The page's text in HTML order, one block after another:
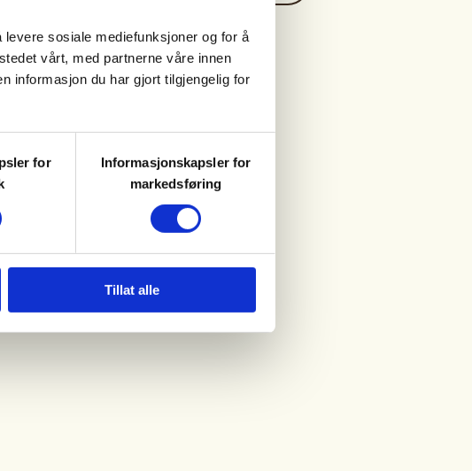
sosiale mediefunksjoner og for å
vårt, med partnerne våre innen
informasjon du har gjort tilgjengelig for
for
Informasjonskapsler for
markedsføring
Tillat alle